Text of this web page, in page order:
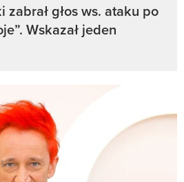
zabrał głos ws. ataku po
Wskazał jeden